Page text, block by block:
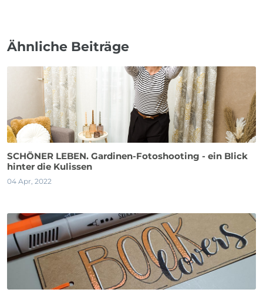
Ähnliche Beiträge
SCHÖNER LEBEN. Gardinen-Fotoshooting - ein Blick
hinter die Kulissen
04 Apr, 2022